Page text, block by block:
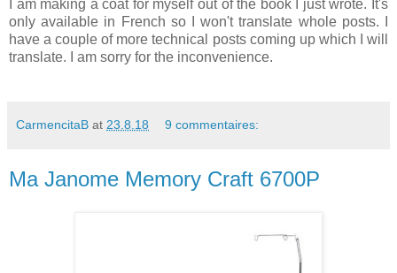
I am making a coat for myself out of the book I just wrote. It's
only available in French so I won't translate whole posts. I
have a couple of more technical posts coming up which I will
translate. I am sorry for the inconvenience.
CarmencitaB at 23.8.18 9 commentaires:
Ma Janome Memory Craft 6700P